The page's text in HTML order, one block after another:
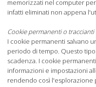
memorizzati nel computer
infatti eliminati non appena
Cookie permanenti o traccianti
I cookie permanenti salvano
periodo di tempo. Questo
scadenza. I cookie
informazioni e impostazioni
rendendo così l'esplorazione